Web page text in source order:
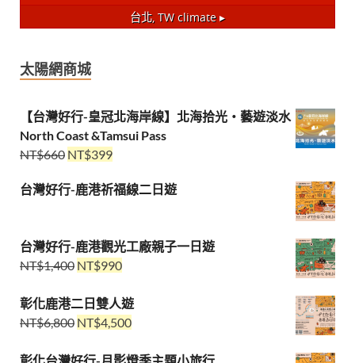
台北, TWclimate ▸
太陽網商城
【台灣好行-皇冠北海岸線】北海拾光・藝遊淡水
North Coast &Tamsui Pass
NT$660 NT$399
台灣好行-鹿港祈福線二日遊
台灣好行-鹿港觀光工廠親子一日遊
NT$1,400 NT$990
彰化鹿港二日雙人遊
NT$6,800 NT$4,500